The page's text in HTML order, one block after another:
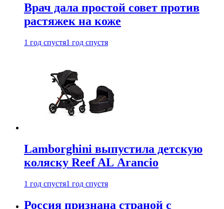
Врач дала простой совет против
растяжек на коже
1 год спустя1 год спустя
Lamborghini выпустила детскую
коляску Reef AL Arancio
1 год спустя1 год спустя
Россия признана страной с